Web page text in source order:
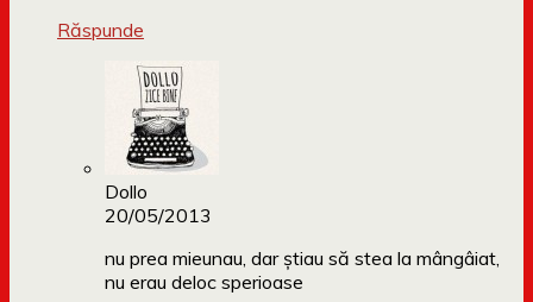
Răspunde
Dollo
20/05/2013
nu prea mieunau, dar știau să stea la mângâiat,
nu erau deloc sperioase